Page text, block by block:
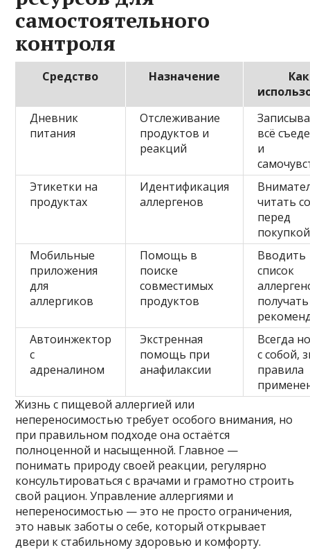
самостоятельного
контроля
Средство Назначение
Как
Дневник
питания
Отслеживание
продуктов и
реакций
всё
и
Этикетки на
продуктах
Идентификация
аллергенов
читать
перед
покупкой
Мобильные
приложения
для
аллергиков
Помощь в
поиске
совместимых
продуктов
Вводить
список
получать
Автоинжектор
с
адреналином
Экстренная
помощь при
анафилаксии
Всегда
с собой,
правила
Жизнь с пищевой аллергией или
непереносимостью требует особого внимания, но
при правильном подходе она остаётся
полноценной и насыщенной. Главное —
понимать природу своей реакции, регулярно
консультироваться с врачами и грамотно строить
свой рацион. Управление аллергиями и
непереносимостью — это не просто ограничения,
это навык заботы о себе, который открывает
двери к стабильному здоровью и комфорту.